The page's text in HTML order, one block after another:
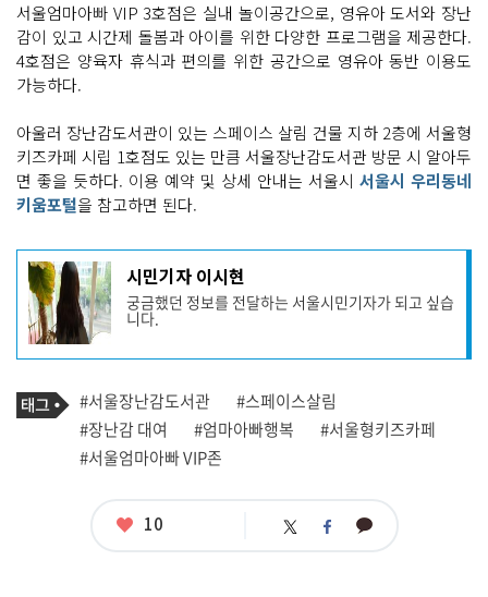
서울엄마아빠 VIP 3호점은 실내 놀이공간으로, 영유아 도서와 장난
감이 있고 시간제 돌봄과 아이를 위한 다양한 프로그램을 제공한다.
4호점은 양육자 휴식과 편의를 위한 공간으로 영유아 동반 이용도
가능하다.
아울러 장난감도서관이 있는 스페이스 살림 건물 지하 2층에 서울형
키즈카페 시립 1호점도 있는 만큼 서울장난감도서관 방문 시 알아두
면 좋을 듯하다. 이용 예약 및 상세 안내는 서울시 서울시 우리동네
키움포털을 참고하면 된다.
기
사
작
성
자
프
필
시민기자 이시현
궁금했던 정보를 전달하는 서울시민기자가 되고 싶습
니다.
기
사
관
련
태
태
그
#서울장난감도서관
#스페이스살림
#장난감 대여
#엄마아빠행복
#서울형키즈카페
#서울엄마아빠 VIP존
좋
10 트 페 카